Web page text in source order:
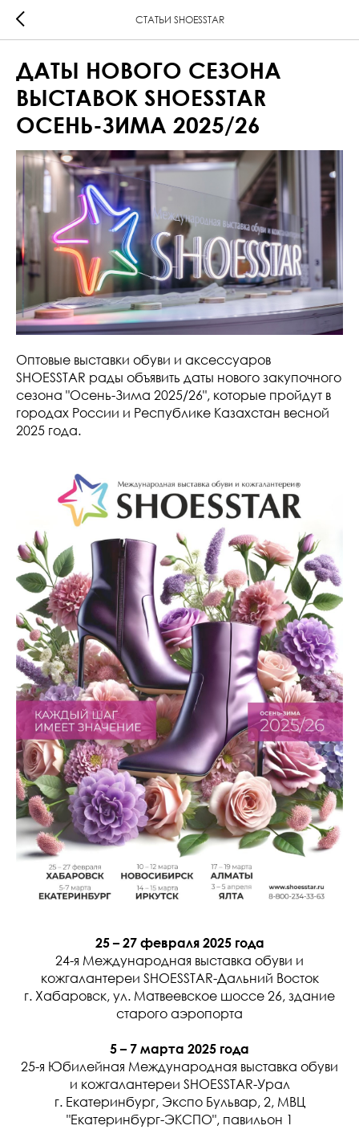
СТАТЬИ SHOESSTAR
ДАТЫ НОВОГО СЕЗОНА
ВЫСТАВОК SHOESSTAR
ОСЕНЬ-ЗИМА 2025/26
Оптовые выставки обуви и аксессуаров
SHOESSTAR рады объявить даты нового закупочного
сезона "Осень-Зима 2025/26", которые пройдут в
городах России и Республике Казахстан весной
2025 года.
25 – 27 февраля 2025 года
24-я Международная выставка обуви и
кожгалантереи SHOESSTAR-Дальний Восток
г. Хабаровск, ул. Матвеевское шоссе 26, здание
старого аэропорта
5 – 7 марта 2025 года
25-я Юбилейная Международная выставка обуви
и кожгалантереи SHOESSTAR-Урал
г. Екатеринбург, Экспо Бульвар, 2, МВЦ
"Екатеринбург-ЭКСПО", павильон 1